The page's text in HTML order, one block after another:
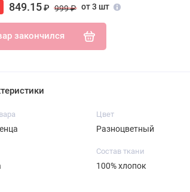
849.15₽ 999 ₽ от 3 шт
закончился
Цвет
Разноцветный
Состав ткани
100% хлопок